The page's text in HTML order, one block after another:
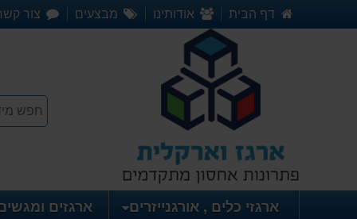
דף הבית אודותינו מבצעים צור
ארגזי כלים , אורגנייזרים ארגזים